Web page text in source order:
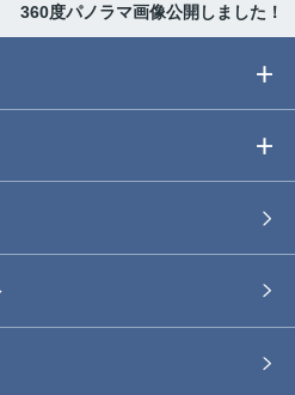
360度パノラマ画像公開しました！